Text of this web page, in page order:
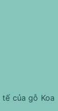
của gỗ Koa